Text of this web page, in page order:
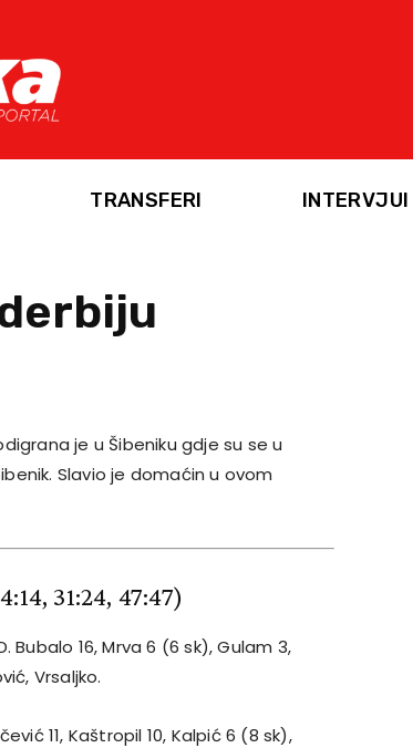
TRANSFERI INTERVJUI
je u Šibeniku gdje su se u
Slavio je domaćin u ovom
31:24, 47:47)
Bubalo 16, Mrva 6 (6 sk), Gulam 3,
Vrsaljko.
11, Kaštropil 10, Kalpić 6 (8 sk),